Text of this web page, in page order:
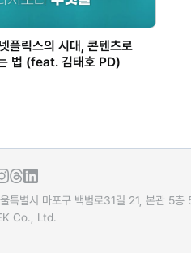
플릭스의 시대, 콘텐츠로
법 (feat. 김태호 PD)
특별시 마포구 백범로31길 21, 본관 5층
Co., Ltd.